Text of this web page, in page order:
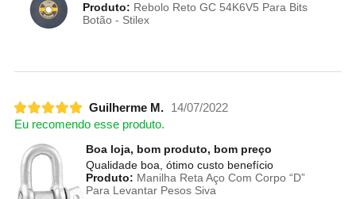
Produto: Rebolo Reto GC 54K6V5 Para Bits
Botão - Stilex
Guilherme M.
14/07/2022
Eu recomendo esse produto.
Boa loja, bom produto, bom preço
Qualidade boa, ótimo custo benefício
Produto: Manilha Reta Aço Com Corpo “D”
Para Levantar Pesos Siva